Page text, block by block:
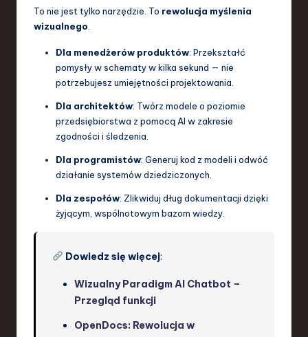
To nie jest tylko narzędzie. To rewolucja myślenia
wizualnego
Dla menedżerów produktów: Przekształć
pomysły w schematy w kilka sekund — nie
potrzebujesz umiejętności projektowania.
Dla architektów: Twórz modele o poziomie
przedsiębiorstwa z pomocą AI w zakresie
zgodności i śledzenia.
Dla programistów: Generuj kod z modeli i odwóć
działanie systemów dziedziczonych.
Dla zespołów: Zlikwiduj dług dokumentacji dzięki
żyjącym, wspólnotowym bazom wiedzy.
Dowiedz się więcej:
Wizualny Paradigm AI Chatbot –
Przegląd funkcji
OpenDocs: Rewolucja w